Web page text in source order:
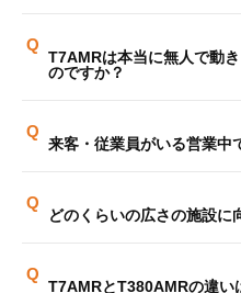
Q
T7AMRは本当に無人で動
のですか？
Q
来客・従業員がいる営業中
Q
どのくらいの広さの施設に
Q
T7AMRとT380AMRの違い